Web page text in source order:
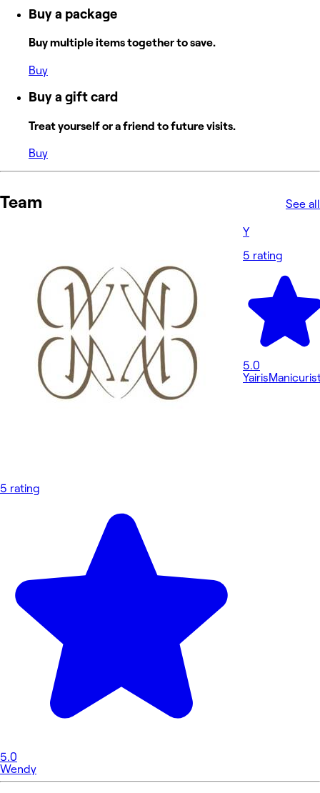
Buy a package
Buy multiple items together to save.
Buy
Buy a gift card
Treat yourself or a friend to future visits.
Buy
Team See all
5 rating
5.0
Wendy
Y
5 rating
5.0
Yairis